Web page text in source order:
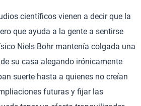
científicos vienen a decir que la
que ayuda a la gente a sentirse
Niels Bohr mantenía colgada una
su casa alegando irónicamente
suerte hasta a quienes no creían
futuras y fijar las